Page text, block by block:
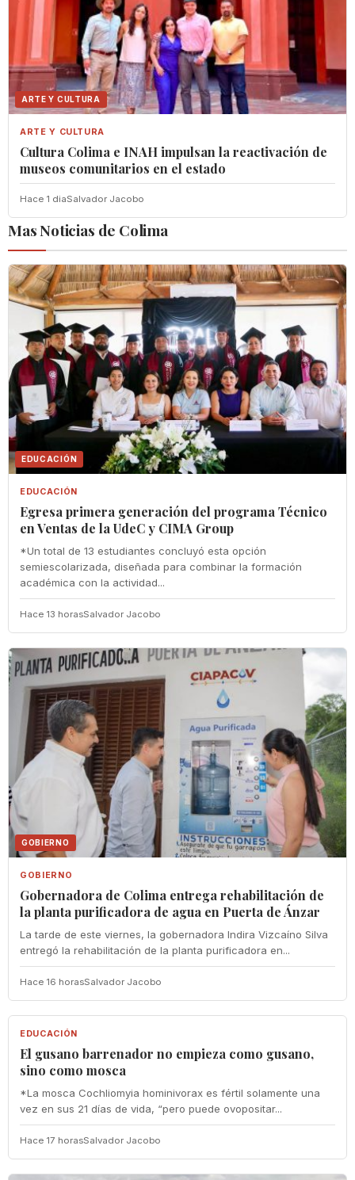
ARTE Y CULTURA
ARTE Y CULTURA
Cultura Colima e INAH impulsan la reactivación de
museos comunitarios en el estado
Hace 1 diaSalvador Jacobo
Mas Noticias de Colima
EDUCACIÓN
EDUCACIÓN
Egresa primera generación del programa Técnico
en Ventas de la UdeC y CIMA Group
*Un total de 13 estudiantes concluyó esta opción
semiescolarizada, diseñada para combinar la formación
académica con la actividad...
Hace 13 horasSalvador Jacobo
GOBIERNO
GOBIERNO
Gobernadora de Colima entrega rehabilitación de
la planta purificadora de agua en Puerta de Ánzar
La tarde de este viernes, la gobernadora Indira Vizcaíno Silva
entregó la rehabilitación de la planta purificadora en...
Hace 16 horasSalvador Jacobo
EDUCACIÓN
EDUCACIÓN
El gusano barrenador no empieza como gusano,
sino como mosca
*La mosca Cochliomyia hominivorax es fértil solamente una
vez en sus 21 días de vida, “pero puede ovopositar...
Hace 17 horasSalvador Jacobo